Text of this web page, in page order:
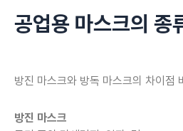
공업용 마스크의 종
방진 마스크와 방독 마스크의 차이점
방진 마스크